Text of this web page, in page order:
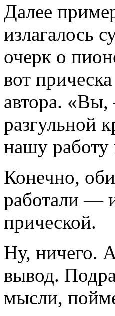
Далее
излагалось
очерк о
вот
автора.
разгульной
нашу
Конечно,
работали —
прической.
Ну, ничего.
вывод.
мысли,